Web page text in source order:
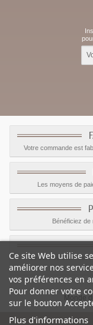
Votre commande est
Les moyens de
Bénéficiez
Le service client est
Monde
Ce site Web utilise
améliorer nos
vos préférences en
Pour donner votre
sur le bouton
Plus d'informations